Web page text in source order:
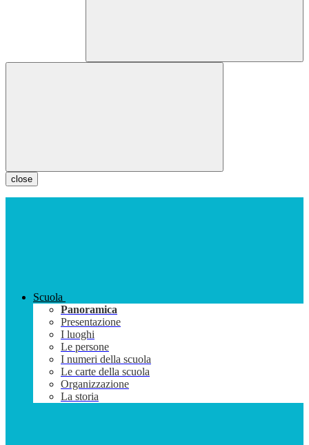
close
Scuola
Panoramica
Presentazione
I luoghi
Le persone
I numeri della scuola
Le carte della scuola
Organizzazione
La storia